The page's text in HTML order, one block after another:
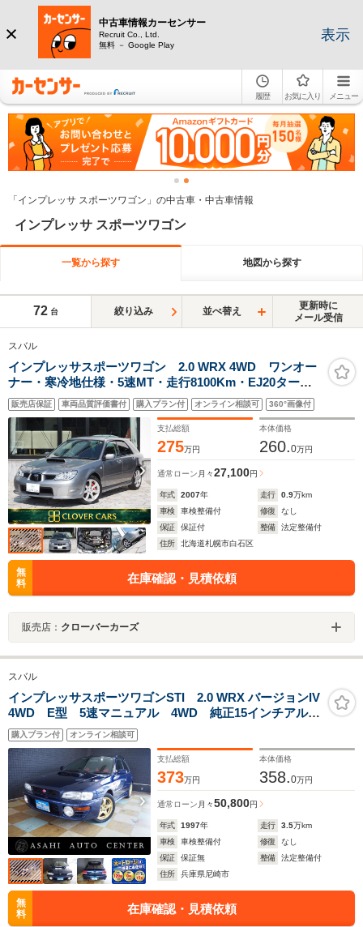
中古車情報カーセンサー
Recruit Co., Ltd.
無料 － Google Play
表示
履歴 お気に入り メニュー
「インプレッサ スポーツワゴン」の中古車・中古車情報
インプレッサ スポーツワゴン
一覧から探す 地図から探す
72 台 絞り込み 並べ替え
更新時に
メール受信
スバル
インプレッサスポーツワゴン 2.0 WRX 4WD ワンオー
ナー・寒冷地仕様・5速MT・走行8100Km・EJ20ター
ボ・250PS・オプション3連メーター・新品タイヤ・ノー
マル車両・ドライブレコーダー前後・キーレス・HID・
ETC・ディーラー整備記録簿7枚有・試乗可
販売店保証 車両品質評価書付 購入プラン付 オンライン相談可 360°画像付
支払総額
275万円
本体価格
260.0万円
通常ローン 月々27,100円
年式 2007年 走行 0.9万km
車検
車検整備付 修復
なし
保証
保証付 整備
法定整備付
住所
北海道札幌市白石区
無
料
在庫確認・見積依頼
販売店： クローバーカーズ
スバル
インプレッサスポーツワゴンSTI 2.0 WRX バージョンIV
4WD E型 5速マニュアル 4WD 純正15インチアル
ミ STiマフラー STiタワーバー トランクスポイラ
ー フロントフォグ STiスポーツシート MOMOステア
リング
購入プラン付 オンライン相談可
支払総額
373万円
本体価格
358.0万円
通常ローン 月々50,800円
年式 1997年 走行 3.5万km
車検
車検整備付 修復
なし
保証
保証無 整備
法定整備付
住所
兵庫県尼崎市
無
料
在庫確認・見積依頼